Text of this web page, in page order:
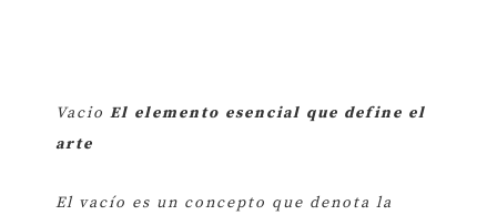
Vacio El elemento esencial que define el
arte
El vacío es un concepto que denota la